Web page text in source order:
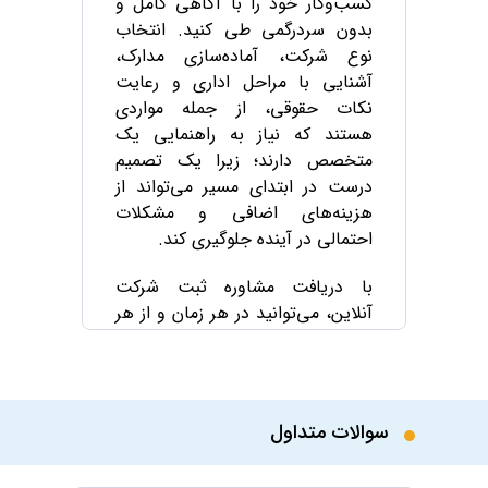
بدون سردرگمی طی کنید. انتخاب
نوع شرکت، آماده‌سازی مدارک،
آشنایی با مراحل اداری و رعایت
نکات حقوقی، از جمله مواردی
هستند که نیاز به راهنمایی یک
متخصص دارند؛ زیرا یک تصمیم
درست در ابتدای مسیر می‌تواند از
هزینه‌های اضافی و مشکلات
احتمالی در آینده جلوگیری کند.
با دریافت مشاوره ثبت شرکت
آنلاین، می‌توانید در هر زمان و از هر
نقطه ایران با مشاوران متخصص
تصویری و مشاوره متنی ارائه
می‌شود تا متناسب با شرایط خود،
بهترین روش ارتباطی را انتخاب کنید.
سوالات متداول